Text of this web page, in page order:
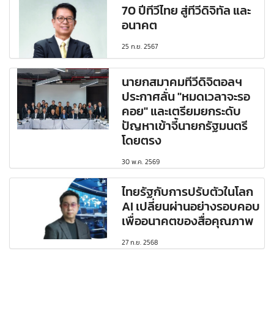
70 ปีทีวีไทย สู่ทีวีดิจิทัล และ
อนาคต
25 ก.ย. 2567
นายกสมาคมทีวีดิจิตอลฯ
ประกาศลั่น "หมดเวลาจะรอ
คอย" และเตรียมยกระดับ
ปัญหาเข้าจี้นายกรัฐมนตรี
โดยตรง
30 พ.ค. 2569
ไทยรัฐกับการปรับตัวในโลก
AI เปลี่ยนผ่านอย่างรอบคอบ
เพื่ออนาคตของสื่อคุณภาพ
27 ก.ย. 2568